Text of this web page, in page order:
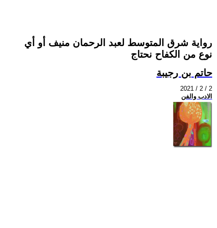
رواية شرق المتوسط لعبد الرحمان منيف أو أي
نوع من الكفاح نحتاج
حاتم بن رجيبة
2021 / 2 / 2
الادب والفن